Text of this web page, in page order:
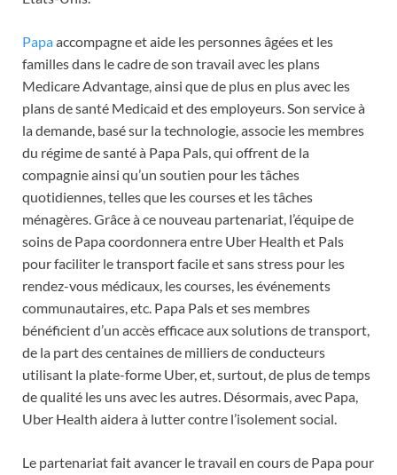
Papaaccompagne et aide les personnes âgées et les
familles dans le cadre de son travail avec les plans
Medicare Advantage, ainsi que de plus en plus avec les
plans de santé Medicaid et des employeurs. Son service à
la demande, basé sur la technologie, associe les membres
du régime de santé à Papa Pals, qui offrent de la
compagnie ainsi qu’un soutien pour les tâches
quotidiennes, telles que les courses et les tâches
ménagères. Grâce à ce nouveau partenariat, l’équipe de
soins de Papa coordonnera entre Uber Health et Pals
pour faciliter le transport facile et sans stress pour les
rendez-vous médicaux, les courses, les événements
communautaires, etc. Papa Pals et ses membres
bénéficient d’un accès efficace aux solutions de transport,
de la part des centaines de milliers de conducteurs
utilisant la plate-forme Uber, et, surtout, de plus de temps
de qualité les uns avec les autres. Désormais, avec Papa,
Uber Health aidera à lutter contre l’isolement social.
Le partenariat fait avancer le travail en cours de Papa pour